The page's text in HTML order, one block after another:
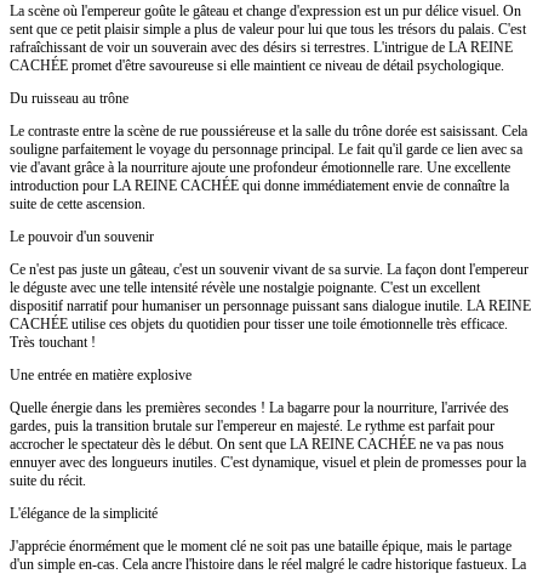
La scène où l'empereur goûte le gâteau et change d'expression est un pur délice visuel. On
sent que ce petit plaisir simple a plus de valeur pour lui que tous les trésors du palais. C'est
rafraîchissant de voir un souverain avec des désirs si terrestres. L'intrigue de LA REINE
CACHÉE promet d'être savoureuse si elle maintient ce niveau de détail psychologique.
Du ruisseau au trône
Le contraste entre la scène de rue poussiéreuse et la salle du trône dorée est saisissant. Cela
souligne parfaitement le voyage du personnage principal. Le fait qu'il garde ce lien avec sa
vie d'avant grâce à la nourriture ajoute une profondeur émotionnelle rare. Une excellente
introduction pour LA REINE CACHÉE qui donne immédiatement envie de connaître la
suite de cette ascension.
Le pouvoir d'un souvenir
Ce n'est pas juste un gâteau, c'est un souvenir vivant de sa survie. La façon dont l'empereur
le déguste avec une telle intensité révèle une nostalgie poignante. C'est un excellent
dispositif narratif pour humaniser un personnage puissant sans dialogue inutile. LA REINE
CACHÉE utilise ces objets du quotidien pour tisser une toile émotionnelle très efficace.
Très touchant !
Une entrée en matière explosive
Quelle énergie dans les premières secondes ! La bagarre pour la nourriture, l'arrivée des
gardes, puis la transition brutale sur l'empereur en majesté. Le rythme est parfait pour
accrocher le spectateur dès le début. On sent que LA REINE CACHÉE ne va pas nous
ennuyer avec des longueurs inutiles. C'est dynamique, visuel et plein de promesses pour la
suite du récit.
L'élégance de la simplicité
J'apprécie énormément que le moment clé ne soit pas une bataille épique, mais le partage
d'un simple en-cas. Cela ancre l'histoire dans le réel malgré le cadre historique fastueux. La